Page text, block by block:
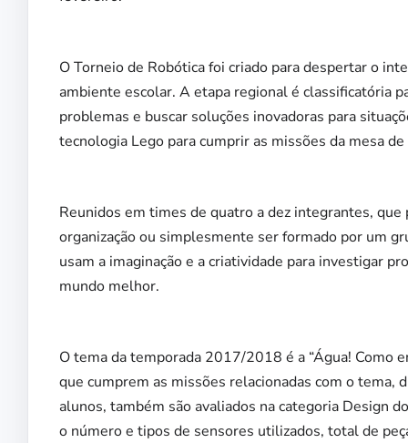
O Torneio de Robótica foi criado para despertar o
ambiente escolar. A etapa regional é classificatória
problemas e buscar soluções inovadoras para
tecnologia Lego para cumprir as missões da mesa
Reunidos em times de quatro a dez integrantes,
organização ou simplesmente ser formado por um
usam a imaginação e a criatividade para investigar
mundo melhor.
O tema da temporada 2017/2018 é a “Água! Como
que cumprem as missões relacionadas com o
alunos, também são avaliados na categoria Design
o número e tipos de sensores utilizados, total de